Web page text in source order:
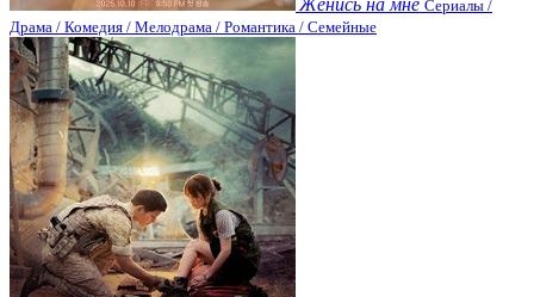
Женись на мне Сериалы /
Драма / Комедия / Мелодрама / Романтика / Семейные